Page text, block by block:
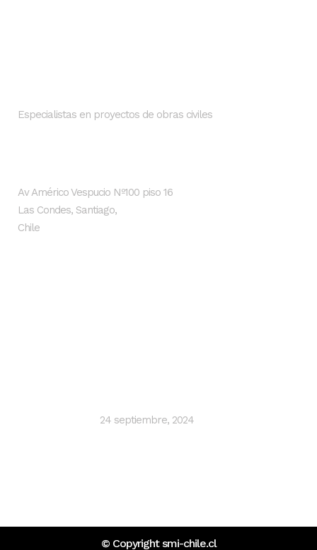
Especialistas en proyectos de obras civiles
Av Américo Vespucio Nº100 piso 16
Las Condes, Santiago,
Chile
24 septiembre, 2024
© Copyrightsmi-chile.cl